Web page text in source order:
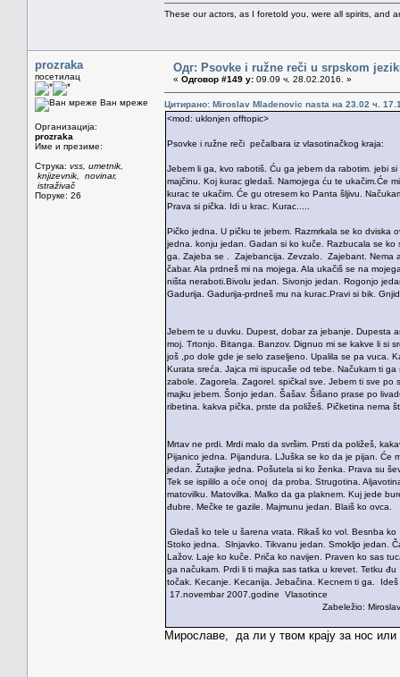
These our actors, as I foretold you, were all spirits, and
prozraka
посетилац
Ван мреже
Организација:
prozraka
Име и презиме:
Струка: vss, umetnik,
knjizevnik, novinar,
istraživač
Поруке: 26
Одг: Psovke i ružne reči u srpskom
« Одговор #149 у: 09.09 ч. 28.02.2016. »
Цитирано: Miroslav Mladenovic nasta на 23.02 ч.
<mod: uklonjen offtopic>
Psovke i ružne reči pečalbara iz vlasotinačkog kraja:
Jebem li ga, kvo rabotiš. Ću ga jebem da rabotim. jebi
majčinu. Koj kurac gledaš. Namojega ću te ukačim.Će
kurac te ukačim. Će gu otresem ko Panta šljivu.
Prava si pička. Idi u krac. Kurac.....
Pičko jedna. U pičku te jebem. Razmrkala se ko dviska
jedna. konju jedan. Gadan si ko kuče. Razbucala se
ga. Zajeba se . Zajebancija. Zevzalo. Zajebant. Nema
čabar. Ala prdneš mi na mojega. Ala ukačiš se na
ništa neraboti.Bivolu jedan. Sivonjo jedan. Rogonjo
Gadurija. Gadurija-prdneš mu na kurac.Pravi si bik.
Jebem te u duvku. Dupest, dobar za jebanje. Dupesta
moj. Trtonjo. Bitanga. Banzov. Dignuo mi se kakve li si
još ,po dole gde je selo zaseljeno. Upalila se pa vuca.
Kurata sreća. Jajca mi ispucaše od tebe. Načukam ti
zabole. Zagorela. Zagorel. spičkal sve. Jebem ti sve
majku jebem. Šonjo jedan. Šašav. Šišano prase po
ribetina. kakva pička, prste da poližeš. Pičketina nema
Mrtav ne prdi. Mrdi malo da svršim. Prsti da poližeš,
Pijanico jedna. Pijandura. LJuška se ko da je pijan. Će
jedan. Žutajke jedna. Pošutela si ko ženka. Prava su
Tek se ispililo a oće onoj da proba. Strugotina.
matovilku. Matovilka. Malko da ga plaknem. Kuj jede
đubre. Mečke te gazile. Majmunu jedan. Blaiš ko ovca.
Gledaš ko tele u šarena vrata. Rikaš ko vol. Besnba
Stoko jedna. Slnjavko. Tikvanu jedan. Smokljo jedan.
Lažov. Laje ko kuče. Priča ko navijen. Praven ko sas
ga načukam. Prdi li ti majka sas tatka u krevet. Tetku
točak. Kecanje. Kecanija. Jebačina. Kecnem ti ga.
17.novembar 2007.godine Vlasotince
Zabeležio: Miroslav
Мирославе, да ли у твом крају за нос